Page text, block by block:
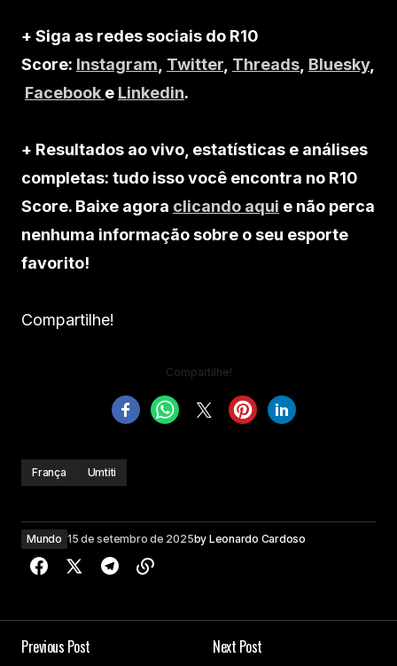
+ Siga as redes sociais do R10
Score: Instagram Twitter Threads Bluesky,
Facebook e Linkedin.
+ Resultados ao vivo, estatísticas e análises
completas: tudo isso você encontra no R10
Score. Baixe agora clicando aqui e não perca
nenhuma informação sobre o seu esporte
favorito!
Compartilhe!
Compartilhe!
França Umtiti
Mundo 15 de setembro de 2025by Leonardo Cardoso
Previous Post
Next Post